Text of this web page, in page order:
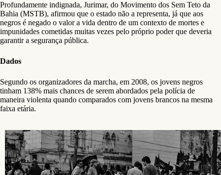
Profundamente indignada, Jurimar, do Movimento dos Sem Teto da
Bahia (MSTB), afirmou que o estado não a representa, já que aos
negros é negado o valor a vida dentro de um contexto de mortes e
impunidades cometidas muitas vezes pelo próprio poder que deveria
garantir a segurança pública.
Dados
Segundo os organizadores da marcha, em 2008, os jovens negros
tinham 138% mais chances de serem abordados pela polícia de
maneira violenta quando comparados com jovens brancos na mesma
faixa etária.